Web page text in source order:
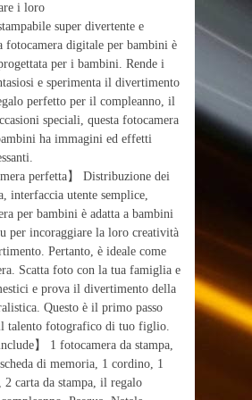
i loro
super divertente e
fotocamera digitale per bambini è
per i bambini. Rende i
e sperimenta il divertimento
perfetto per il compleanno, il
speciali, questa fotocamera
ha immagini ed effetti
perfetta】 Distribuzione dei
interfaccia utente semplice,
per bambini è adatta a bambini
per incoraggiare la loro creatività
Pertanto, è ideale come
Scatta foto con la tua famiglia e
e prova il divertimento della
Questo è il primo passo
talento fotografico di tuo figlio.
】 1 fotocamera da stampa,
di memoria, 1 cordino, 1
2 carta da stampa, il regalo